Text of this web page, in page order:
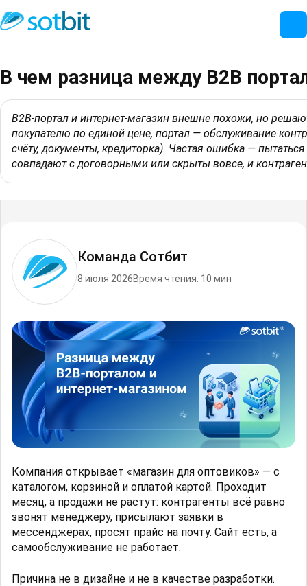
В чем разница между B2B
B2B-портал и интернет-магазин внешне похожи, но
покупателю по единой цене, портал — обслуживание
счёту, документы, кредиторка). Частая ошибка —
совпадают с договорными или скрыты вовсе, и
Команда Сотбит
8 июля 2026Время чтения: 10 мин
Компания открывает «магазин для оптовиков» — с
каталогом, корзиной и оплатой картой. Проходит
месяц, а продажи не растут: контрагенты всё равно
звонят менеджеру, присылают заявки в
мессенджерах, просят прайс на почту. Сайт есть, а
самообслуживание не работает.
Причина не в дизайне и не в качестве разработки.